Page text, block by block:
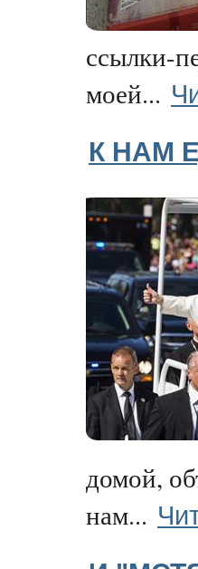
ссылки-
моей...
К НАМ
домой,
нам...